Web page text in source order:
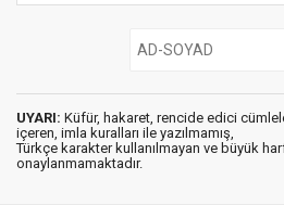
UYARI: Küfür, hakaret, rencide edici
içeren, imla kuralları ile yazılmamış,
Türkçe karakter kullanılmayan ve büyük
onaylanmamaktadır.